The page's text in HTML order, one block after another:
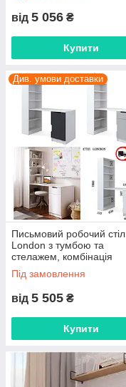
від 5 056 ₴
Купити
Див. умови доставки
Письмовий робочий стіл
London з тумбою та
стелажем, комбінація
кольору
Під замовлення
від 5 505 ₴
Купити